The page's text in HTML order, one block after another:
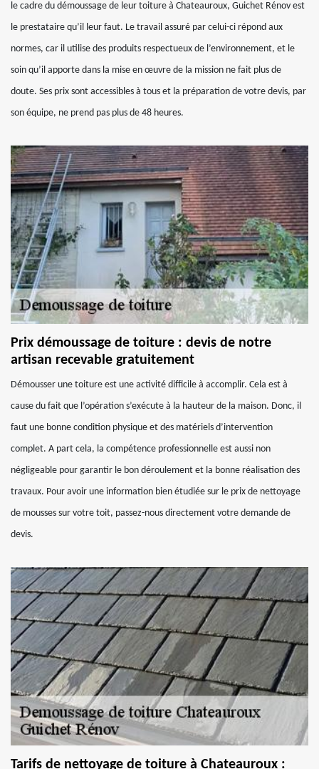
le cadre du démoussage de leur toiture à Chateauroux, Guichet Rénov est
le prestataire qu’il leur faut. Le travail assuré par celui-ci répond aux
normes, car il utilise des produits respectueux de l’environnement, et le
soin qu’il apporte dans la mise en œuvre de la mission ne fait plus de
doute. Ses prix sont accessibles à tous et la préparation de votre devis, par
son équipe, ne prend pas plus de 48 heures.
Prix démoussage de toiture : devis de notre
artisan recevable gratuitement
Démousser une toiture est une activité difficile à accomplir. Cela est à
cause du fait que l’opération s’exécute à la hauteur de la maison. Donc, il
faut une bonne condition physique et des matériels d’intervention
complet. A part cela, la compétence professionnelle est aussi non
négligeable pour garantir le bon déroulement et la bonne réalisation des
travaux. Pour avoir une information bien étudiée sur le prix de nettoyage
de mousses sur votre toit, passez-nous directement votre demande de
devis.
Tarifs de nettoyage de toiture à Chateauroux :